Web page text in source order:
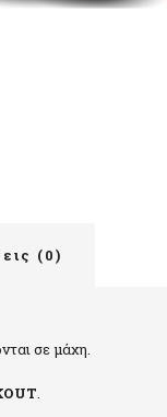
(0)
σε μάχη.
.